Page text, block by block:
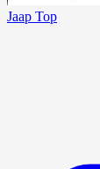
Jaap Top